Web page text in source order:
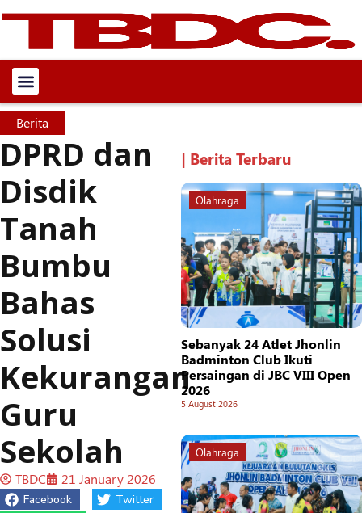
Berita
DPRD dan
Disdik
Tanah
Bumbu
Bahas
Solusi
Kekurangan
Guru
Sekolah
TBDC 21 January 2026
Facebook
Twitter
| Berita Terbaru
Olahraga
Sebanyak 24 Atlet Jhonlin
Badminton Club Ikuti
Persaingan di JBC VIII Open
2026
5 August 2026
Olahraga